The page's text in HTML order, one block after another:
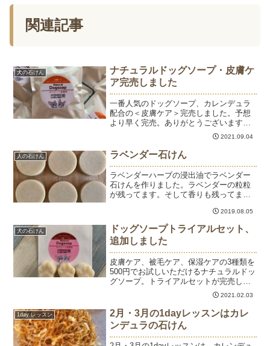
関連記事
犬の石けん
ナチュラルドッグソープ・皮膚ケ
ア完売しました
一番人気のドッグソープ、カレンデュラ
配合の＜皮膚ケア＞完売しました。予想
より早く完売。ありがとうございます。
慌てて仕込みました。いつもより多めに
仕込みました。できあがりは今月末を予
定しています。肉球サイズ（15ｇ・300
円）は少し在庫があり...
2021.09.04
人の石けん ラベンダー石けん
ラベンダーハーブの浸出油でラベンダー
石けんを作りました。ラベンダーの粒粒
が残ってます。そして香りも残ってま
も安心して使えるラベンダー石けんは、
ハーブの王道ですね。
2019.08.05
犬の石けん
ドッグソープトライアルセット、
追加しました
皮膚ケア、被毛ケア、保湿ケアの3種類を
500円でお試しいただけるナチュラルドッ
グソープ。トライアルセットが完売しま
した。2月1日に乾燥を終えて使えるよう
になったできたてほやほや。パック詰め
が終わり、できたてを本日より販売して
います。シールの...
2021.02.03
1day レッスン
2月・3月の1dayレッスンはカレ
ンデュラの石けん